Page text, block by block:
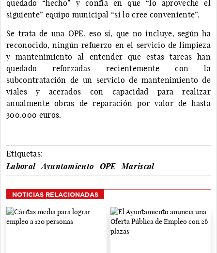
quedado “hecho” y confía en que “lo aproveche el
siguiente” equipo municipal “si lo cree conveniente”.
Se trata de una OPE, eso sí, que no incluye, según ha
reconocido, ningún refuerzo en el servicio de limpieza
y mantenimiento al entender que estas tareas han
quedado reforzadas recientemente con la
subcontratación de un servicio de mantenimiento de
viales y acerados con capacidad para realizar
anualmente obras de reparación por valor de hasta
300.000 euros.
Etiquetas:
Laboral
Ayuntamiento OPE Mariscal
NOTICIAS RELACIONADAS